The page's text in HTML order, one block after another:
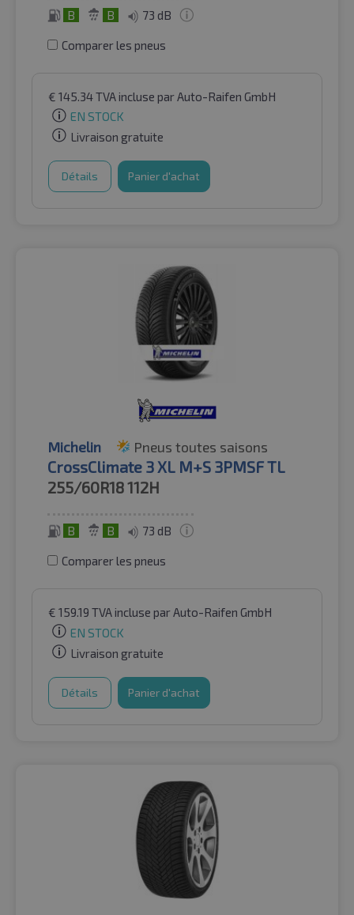
B B 73 dB
Comparer les pneus
€ 145.34TVA incluse par Auto-Raifen GmbH
EN STOCK
Livraison gratuite
Détails Panier d'achat
Michelin Pneus toutes saisons
CrossClimate 3 XL M+S 3PMSF TL
255/60R18112H
B B 73 dB
Comparer les pneus
€ 159.19 TVA incluse par Auto-Raifen GmbH
EN STOCK
Livraison gratuite
Détails Panier d'achat